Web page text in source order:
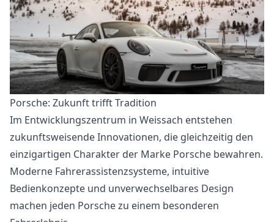
Porsche: Zukunft trifft Tradition
Im Entwicklungszentrum in Weissach entstehen
zukunftsweisende Innovationen, die gleichzeitig den
einzigartigen Charakter der Marke Porsche bewahren.
Moderne Fahrerassistenzsysteme, intuitive
Bedienkonzepte und unverwechselbares Design
machen jeden Porsche zu einem besonderen